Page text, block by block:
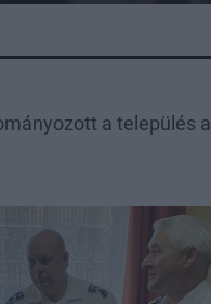
a település a